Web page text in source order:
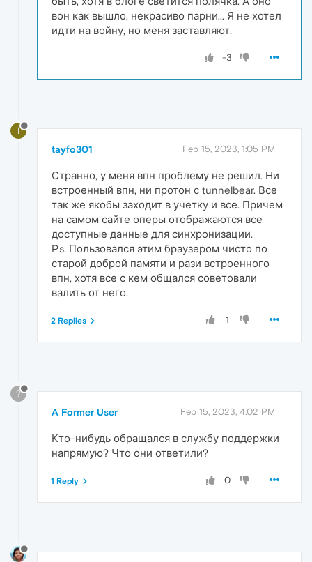
вон как вышло, некрасиво парни... Я не хотел
идти на войну, но меня заставляют.
-3
T
tayfo301 Feb 15, 2023, 1:05 PM
Странно, у меня впн проблему не решил. Ни
встроенный впн, ни протон с tunnelbear. Все
так же якобы заходит в учетку и все. Причем
на самом сайте оперы отображаются все
доступные данные для синхронизации.
P.s. Пользовался этим браузером чисто по
старой доброй памяти и рази встроенного
впн, хотя все с кем общался советовали
валить от него.
1
2 Replies
?
A Former User Feb 15, 2023, 4:02 PM
Кто-нибудь обращался в службу поддержки
напрямую? Что они ответили?
0
1 Reply